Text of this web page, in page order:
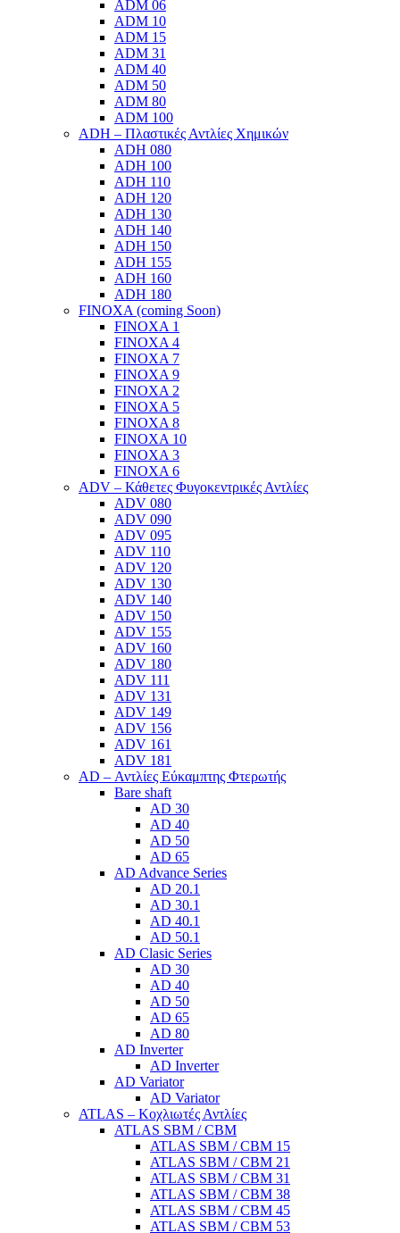
ADM 06
ADM 10
ADM 15
ADM 31
ADM 40
ADM 50
ADM 80
ADM 100
ADH – Πλαστικές Αντλίες Χημικών
ADH 080
ADH 100
ADH 110
ADH 120
ADH 130
ADH 140
ADH 150
ADH 155
ADH 160
ADH 180
FINOXA (coming Soon)
FINOXA 1
FINOXA 4
FINOXA 7
FINOXA 9
FINOXA 2
FINOXA 5
FINOXA 8
FINOXA 10
FINOXA 3
FINOXA 6
ADV – Κάθετες Φυγοκεντρικές Αντλίες
ADV 080
ADV 090
ADV 095
ADV 110
ADV 120
ADV 130
ADV 140
ADV 150
ADV 155
ADV 160
ADV 180
ADV 111
ADV 131
ADV 149
ADV 156
ADV 161
ADV 181
AD – Αντλίες Εύκαμπτης Φτερωτής
Bare shaft
AD 30
AD 40
AD 50
AD 65
AD Advance Series
AD 20.1
AD 30.1
AD 40.1
AD 50.1
AD Clasic Series
AD 30
AD 40
AD 50
AD 65
AD 80
AD Inverter
AD Inverter
AD Variator
AD Variator
ATLAS – Κοχλιωτές Αντλίες
ATLAS SBM / CBM
ATLAS SBM / CBM 15
ATLAS SBM / CBM 21
ATLAS SBM / CBM 31
ATLAS SBM / CBM 38
ATLAS SBM / CBM 45
ATLAS SBM / CBM 53